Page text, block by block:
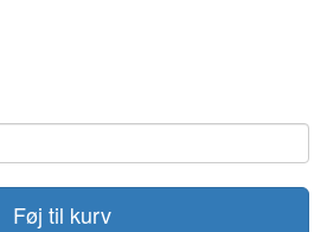
Føj til kurv